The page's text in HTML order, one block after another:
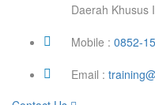
Daerah Khusus
Mobile : 0852-
Email :